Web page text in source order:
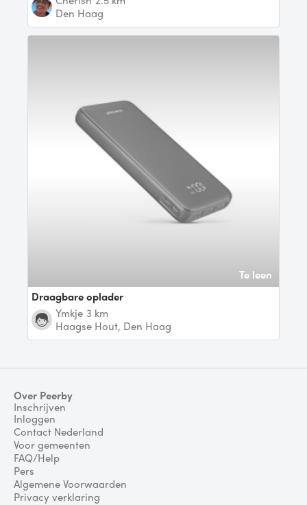
Den Haag
Te leen
Draagbare oplader
Ymkje 3 km
Haagse Hout, Den Haag
Over Peerby
Inschrijven
Inloggen
Contact Nederland
Voor gemeenten
FAQ/Help
Pers
Algemene Voorwaarden
Privacy verklaring